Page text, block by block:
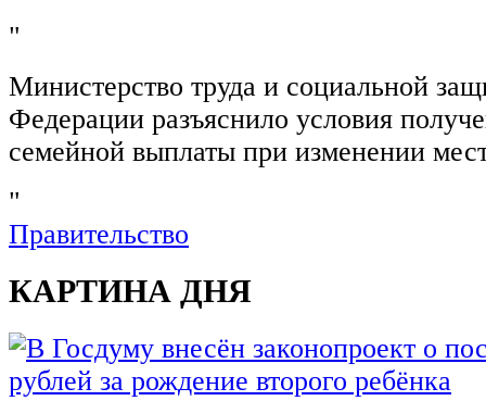
"
Министерство труда и социальной
Федерации разъяснило условия
семейной выплаты при изменении
"
Правительство
КАРТИНА ДНЯ